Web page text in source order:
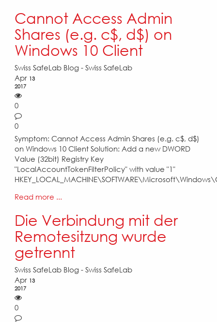
Cannot Access Admin
Shares (e.g. c$, d$) on
Windows 10 Client
Swiss SafeLab Blog - Swiss SafeLab
Apr 13
2017
0
0
Symptom: Cannot Access Admin Shares (e.g. c$, d$)
on Windows 10 Client Solution: Add a new DWORD
Value (32bit) Registry Key
"LocalAccountTokenFilterPolicy" with value "1"
Read more ...
Die Verbindung mit der
Remotesitzung wurde
getrennt
Swiss SafeLab Blog - Swiss SafeLab
Apr 13
2017
0